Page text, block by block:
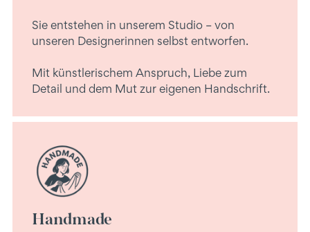
Sie entstehen in unserem Studio – von
unseren Designerinnen selbst entworfen.
Mit künstlerischem Anspruch, Liebe zum
Detail und dem Mut zur eigenen Handschrift.
Handmade